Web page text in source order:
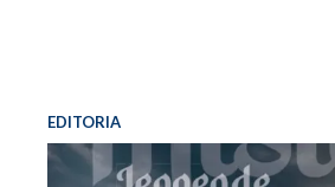
EDITORIA